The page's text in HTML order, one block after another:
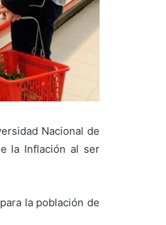
Nacional de
la Inflación al ser
la población de